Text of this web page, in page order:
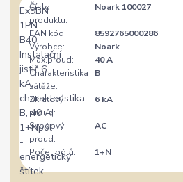
Číslo
produktu:
Noark 100027
EAN kód:
8592765000286
Výrobce:
Noark
Max.proud:
40 A
Charakteristika
zátěže:
B
Zkratový
proud:
6 kA
Svodový
proud:
AC
Počet pólů: 1+N